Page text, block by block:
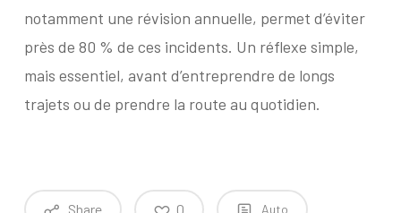
notamment une révision annuelle, permet d’éviter
près de 80 % de ces incidents. Un réflexe simple,
mais essentiel, avant d’entreprendre de longs
trajets ou de prendre la route au quotidien.
Share 0 Auto